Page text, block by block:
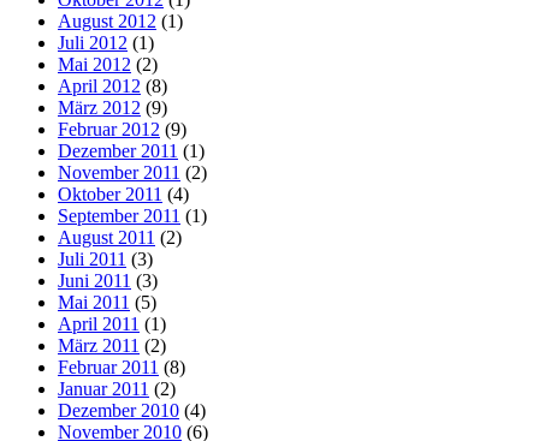
August 2012 (1)
Juli 2012 (1)
Mai 2012 (2)
April 2012 (8)
März 2012 (9)
Februar 2012 (9)
Dezember 2011 (1)
November 2011 (2)
Oktober 2011 (4)
September 2011 (1)
August 2011 (2)
Juli 2011 (3)
Juni 2011 (3)
Mai 2011 (5)
April 2011 (1)
März 2011 (2)
Februar 2011 (8)
Januar 2011 (2)
Dezember 2010 (4)
November 2010 (6)